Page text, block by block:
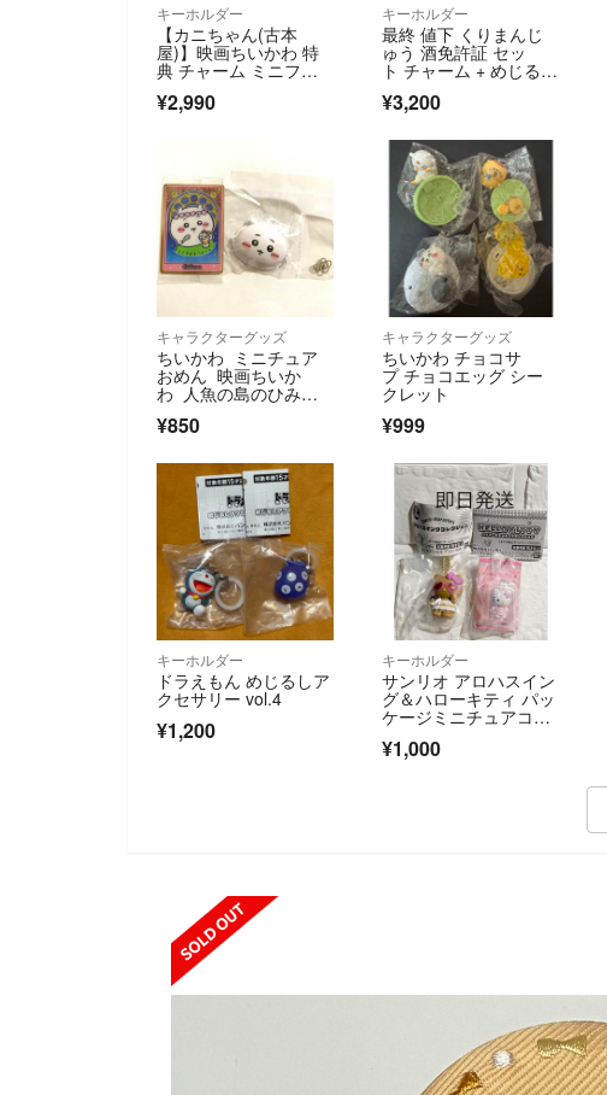
キーホルダー
【カニちゃん(古本
屋)】映画ちいかわ 特
典 チャーム ミニフィ
ギュア
¥2,990
キーホルダー
最終 値下 くりまんじ
ゅう 酒免許証 セッ
ト チャーム + めじる
し + ステッカー
¥3,200
キャラクターグッズ
ちいかわ ミニチュア
おめん 映画ちいか
わ 人魚の島のひみ
¥850
キャラクターグッズ
ちいかわ チョコサ
プ チョコエッグ シー
クレット
¥999
キーホルダー
ドラえもん めじるしア
クセサリー vol.4
¥1,200
キーホルダー
サンリオ アロハスイン
グ＆ハローキティ パッ
ケージミニチュアコレ
¥1,000